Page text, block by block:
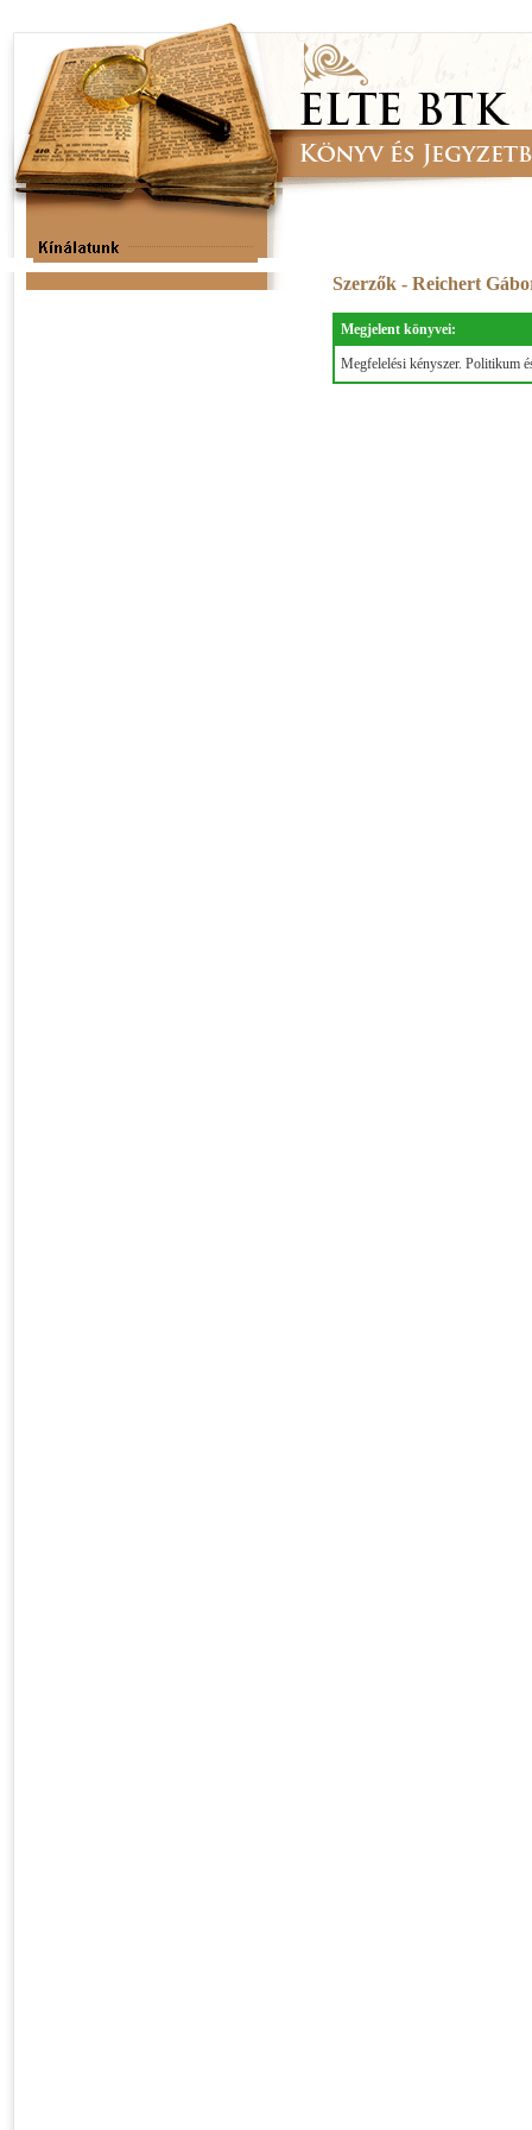
Szerzők - Reichert
Megjelent könyvei:
Megfelelési kényszer. Politikum